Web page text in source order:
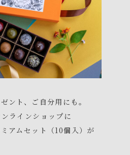
ント、ご自分用にも。
ラインショップに
アムセット（10個入）が